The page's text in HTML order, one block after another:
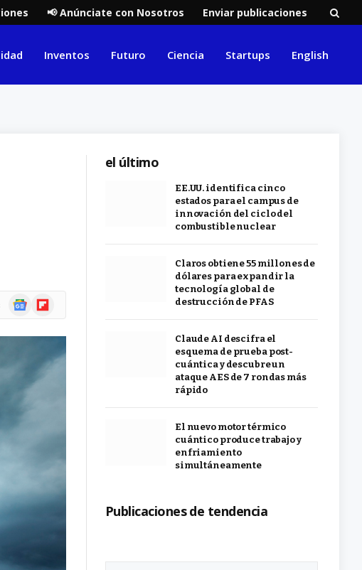
📢 Anúnciate con Nosotros Enviar publicaciones
Inventos Futuro Ciencia Startups English
GoogleFlipboard
el último
EE.UU. identifica cinco
estados para el campus de
innovación del ciclo del
combustible nuclear
Claros obtiene 55 millones de
dólares para expandir la
tecnología global de
destrucción de PFAS
Claude AI descifra el
esquema de prueba post-
cuántica y descubre un
ataque AES de 7 rondas más
rápido
El nuevo motor térmico
cuántico produce trabajo y
enfriamiento
simultáneamente
Publicaciones de tendencia